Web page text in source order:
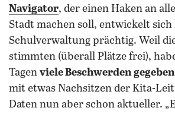
Navigator, der einen Haken an
Stadt machen soll, entwickelt sich
Schulverwaltung prächtig. Weil
stimmten (überall Plätze frei),
Tagen viele Beschwerden gegeben
mit etwas Nachsitzen der Kita-
Daten nun aber schon aktueller.